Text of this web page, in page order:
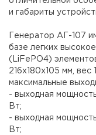
и габариты
Генератор АГ-107
базе легких
(LiFePO4)
216х180х105 мм,
максимальные
- выходная
Вт;
- выходная
Вт;